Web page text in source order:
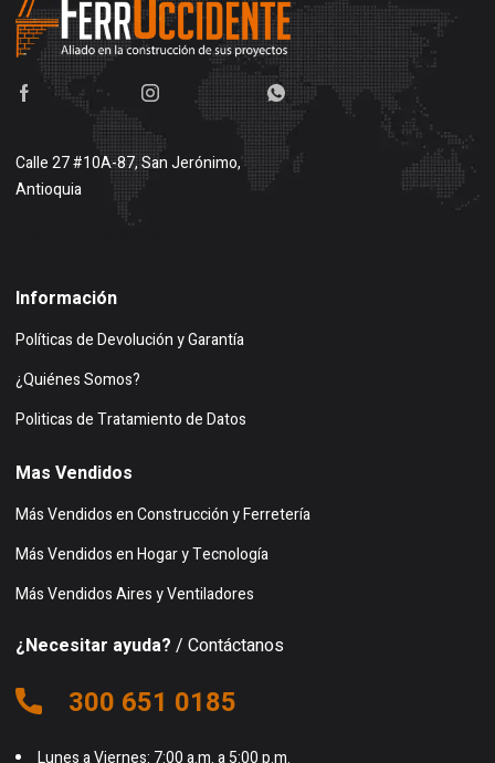
Calle 27 #10A-87, San Jerónimo,
Antioquia
Información
Políticas de Devolución y Garantía
¿Quiénes Somos?
Politicas de Tratamiento de Datos
Mas Vendidos
Más Vendidos en Construcción y Ferretería
Más Vendidos en Hogar y Tecnología
Más Vendidos Aires y Ventiladores
¿Necesitar ayuda? / Contáctanos
300 651 0185
Lunes a Viernes: 7:00 a.m. a 5:00 p.m.